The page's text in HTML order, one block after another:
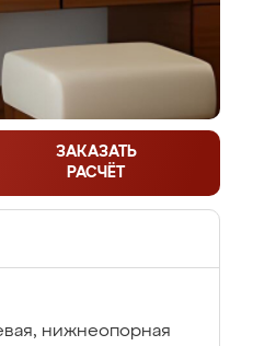
ЗАКАЗАТЬ
РАСЧЁТ
нижнеопорная